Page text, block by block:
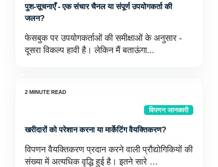
पुश-सूचनाएँ - एक संचार चैनल या संपूर्ण उपयोगकर्ता की
जलन?
फेसबुक पर उपयोगकर्ताओं की समीक्षाओं के अनुसार -
दूसरा विकल्प हावी है। लेकिन मैं बताऊंगा...
विपणन जानकारी
खरीदारों को परेशान करना या मार्केटिंग वैयक्तिकरण?
विपणन वैयक्तिकरण प्रदान करने वाली प्रौद्योगिकियों की
संख्या में अत्यधिक वृद्धि हुई है। इतने सारे …